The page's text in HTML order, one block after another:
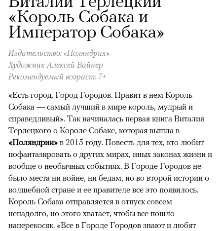
«Король Собака и
Император Собака»
Издательство: «Поляндрия»
Художник Алексей Вайнер
Рекомендуемый возраст: 7+
«Есть город. Город Городов. Правит в нем Король
Собака — самый лучший в мире король, мудрый и
справедливый». Так начиналась первая книга Виталия
Терлецкого о Короле Собаке, которая вышла в
«Поляндрии» в 2015 году. Повесть для тех, кто любит
пофантазировать о других мирах, иных законах жизни и
вообще о необычных событиях. В Городе Городов не
было места ни войне, ни бедам, но во второй истории о
волшебной стране и ее правителе все это появилось.
Король Собака отправляется в отпуск совсем
ненадолго, но этого хватает, чтобы все пошло
наперекосяк. «Все в Городе Городов знают и любят